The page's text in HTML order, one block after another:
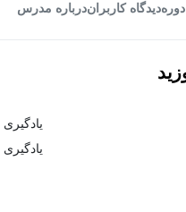
دیدگاه کاربراندرباره مدرس